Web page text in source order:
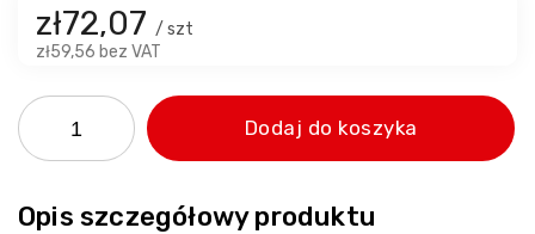
zł72,07 / szt
zł59,56 bez VAT
Dodaj do koszyka
Opis szczegółowy produktu